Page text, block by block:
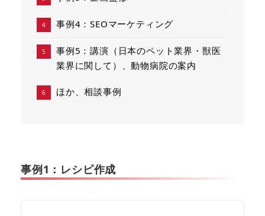
事例4：SEOマーケティング
事例5：講演（日本のペット業界・獣医
業界に関して）、動物病院の案内
ほか、相談事例
事例1：レシピ作成